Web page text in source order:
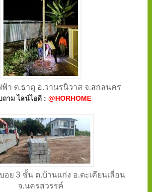
ฟ้า ต.ธาตุ อ.วานรนิวาส จ.สกลนคร
ถาม ไลน์ไอดี :@HORHOME
อย 3 ชั้น ต.บ้านแก่ง อ.ตะเคียนเลื่อน
จ.นครสวรรค์